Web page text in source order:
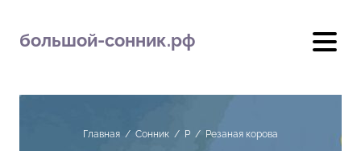
большой-сонник.рф
Главная / Сонник / Р / Резаная корова